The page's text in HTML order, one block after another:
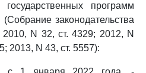
программ
законодательства
N 32, ст. 4329; 2012, N
2013, N 43, ст. 5557):